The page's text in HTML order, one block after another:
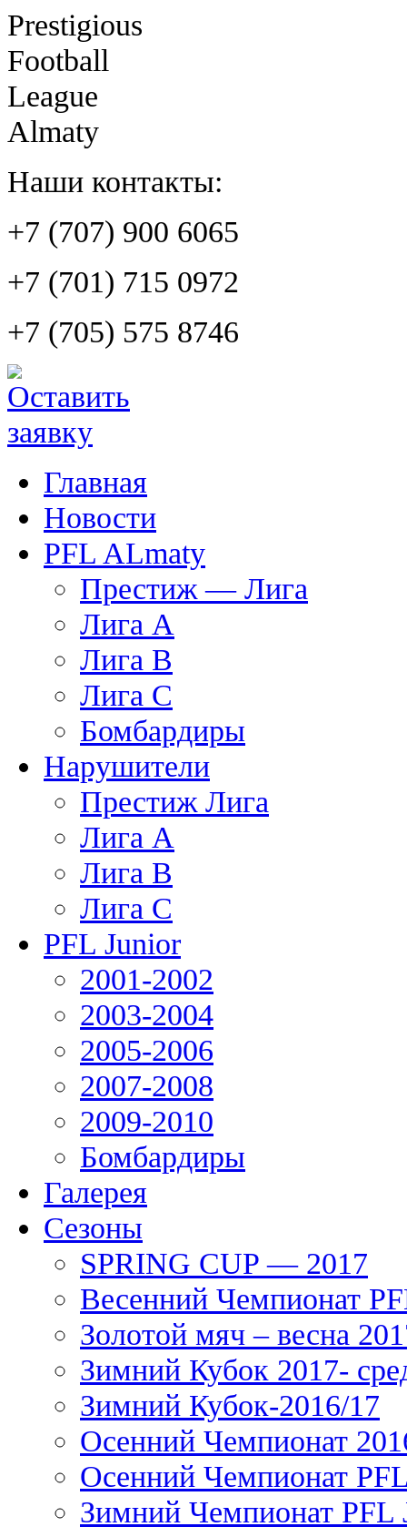
Prestigious
Football
League
Almaty
Наши контакты:
+7 (707) 900 6065
+7 (701) 715 0972
+7 (705) 575 8746
Главная
Новости
PFL ALmaty
Престиж — Лига
Лига А
Лига В
Лига С
Бомбардиры
Нарушители
Престиж Лига
Лига А
Лига В
Лига С
PFL Junior
2001-2002
2003-2004
2005-2006
2007-2008
2009-2010
Бомбардиры
Галерея
Сезоны
SPRING CUP — 2017
Весенний Чемпионат
Золотой мяч – весна
Зимний Кубок 2017-
Зимний Кубок-2016/17
Осенний Чемпионат
Осенний Чемпионат
Зимний Чемпионат PFL